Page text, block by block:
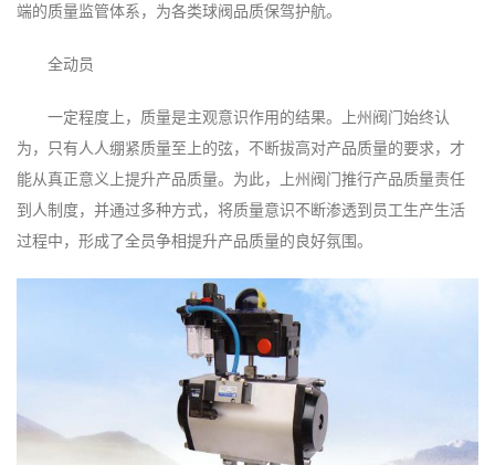
端的质量监管体系，为各类球阀品质保驾护航。
全动员
一定程度上，质量是主观意识作用的结果。上州阀门始终认
为，只有人人绷紧质量至上的弦，不断拔高对产品质量的要求，才
能从真正意义上提升产品质量。为此，上州阀门推行产品质量责任
到人制度，并通过多种方式，将质量意识不断渗透到员工生产生活
过程中，形成了全员争相提升产品质量的良好氛围。